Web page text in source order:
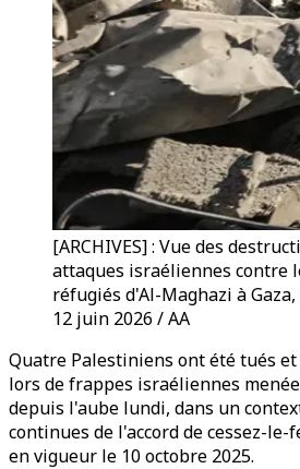
[ARCHIVES] : Vue des
attaques israéliennes contre
réfugiés d'Al-Maghazi à
12 juin 2026 / AA
Quatre Palestiniens ont été tués
lors de frappes israéliennes
depuis l'aube lundi, dans un
continues de l'accord de cessez-
en vigueur le 10 octobre 2025.